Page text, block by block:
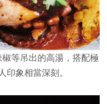
等吊出的高湯，搭配極
印象相當深刻。